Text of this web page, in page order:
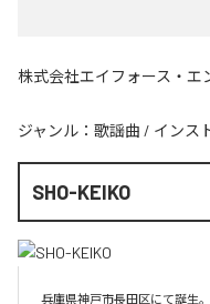
株式会社エイフォース・エ
ジャンル： 歌謡曲 / インス
SHO-KEIKO
兵庫県神戸市長田区にて誕生。